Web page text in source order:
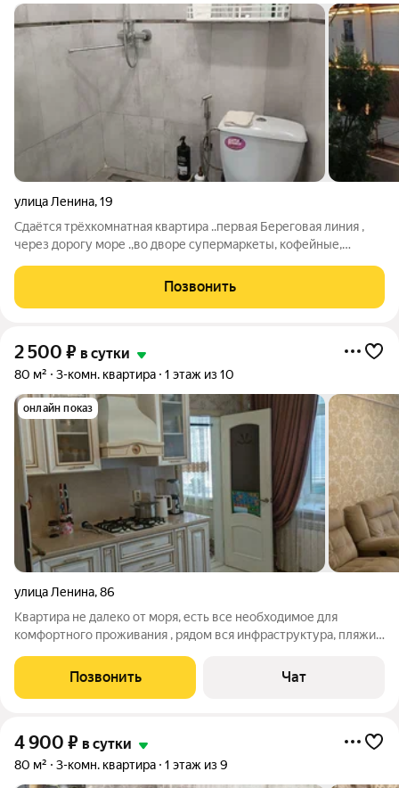
улица Ленина,19
Сдаётся трёхкомнатная квартира ..первая Береговая линия ,
через дорогу море .,во дворе супермаркеты, кофейные,
необходимое , начиная с постельного белья ,полотенце Посуда
на 10 человек
Позвонить
2 500 ₽ в сутки
80 м² 3-комн. квартира 1 этаж из 10
онлайн показ
улица Ленина,86
Квартира не далеко от моря, есть все необходимое для
комфортного проживания , рядом вся инфраструктура, пляжи,
сезона, и от количества дней, есть и другие варианты квартир
в разных районах
Позвонить Чат
4 900 ₽ в сутки
80 м² 3-комн. квартира 1 этаж из 9